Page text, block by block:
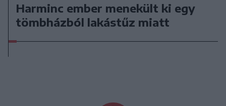
Harminc ember menekült ki egy
tömbházból lakástűz miatt